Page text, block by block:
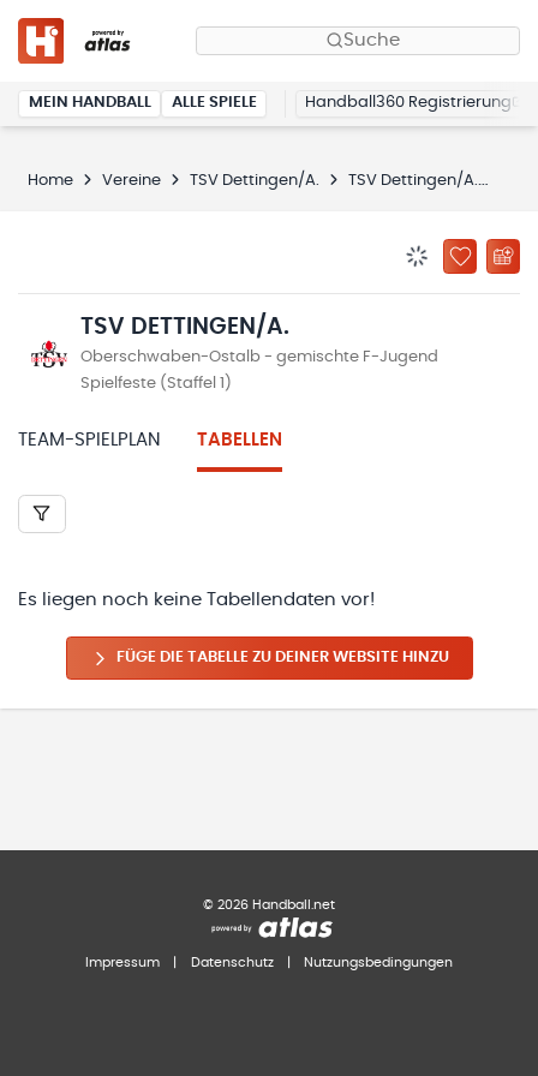
Suche
MEIN HANDBALL ALLE SPIELE Handball360 Registrierung
Home Vereine TSV Dettingen/A. TSV Dettingen/A.
ZU
TSV DETTINGEN/A.
Oberschwaben-Ostalb - gemischte F-Jugend
Spielfeste (Staffel 1)
TEAM-SPIELPLAN TABELLEN
Es liegen noch keine Tabellendaten vor!
FÜGE DIE TABELLE ZU DEINER WEBSITE HINZU
© 2026 Handball.net
Impressum Datenschutz Nutzungsbedingungen